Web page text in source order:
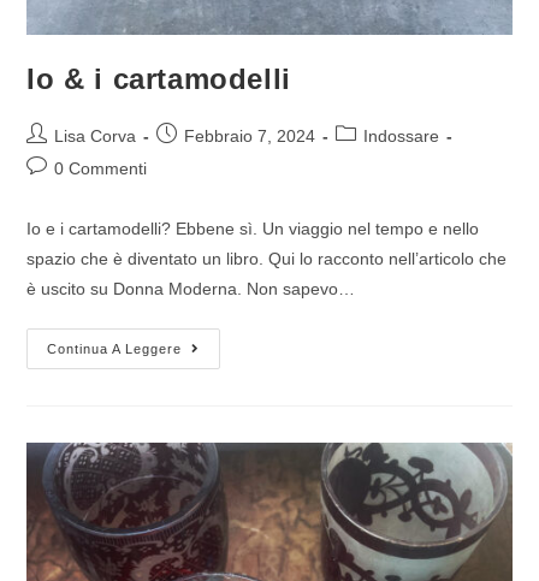
Io & i cartamodelli
Lisa Corva Febbraio 7, 2024
Indossare
0 Commenti
Io e i cartamodelli? Ebbene sì. Un viaggio nel tempo e nello
spazio che è diventato un libro. Qui lo racconto nell’articolo che
è uscito su Donna Moderna. Non sapevo…
Continua A Leggere